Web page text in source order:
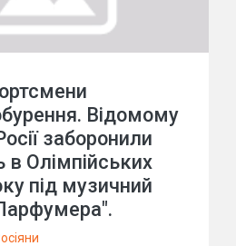
Відомому
заборонили
в Олімпійських
під музичний